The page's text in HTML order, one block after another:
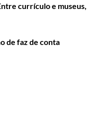
currículo e museus,
de faz de conta